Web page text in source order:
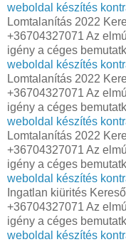
weboldal készítés
Lomtalanítás 2022
+36704327071 Az
igény a céges
weboldal készítés
Lomtalanítás 2022
+36704327071 Az
igény a céges
weboldal készítés
Lomtalanítás 2022
+36704327071 Az
igény a céges
weboldal készítés
Ingatlan kiürités
+36704327071 Az
igény a céges
weboldal készítés